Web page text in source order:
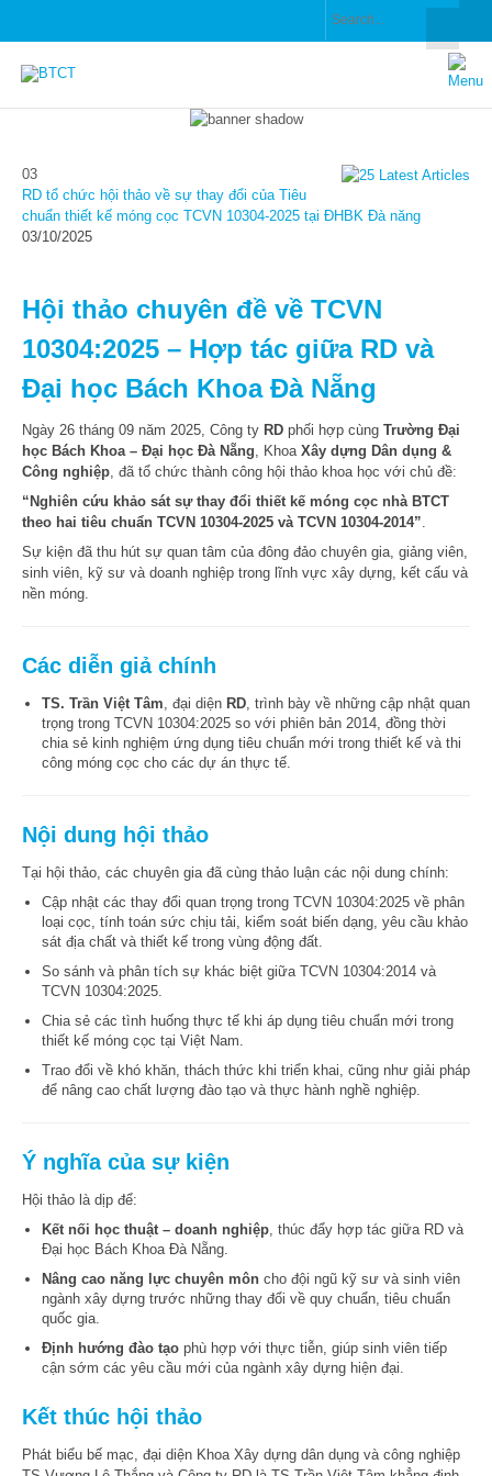
03
RD tổ chức hội thảo về sự thay đổi của Tiêu
chuẩn thiết kế móng cọc TCVN 10304-2025 tại ĐHBK Đà năng
03/10/2025
Hội thảo chuyên đề về TCVN
10304:2025 – Hợp tác giữa RD và
Đại học Bách Khoa Đà Nẵng
Ngày 26 tháng 09 năm 2025, Công ty RD phối hợp cùng Trường Đại
học Bách Khoa – Đại học Đà Nẵng, Khoa Xây dựng Dân dụng &
Công nghiệp, đã tổ chức thành công hội thảo khoa học với chủ đề:
“Nghiên cứu khảo sát sự thay đổi thiết kế móng cọc nhà BTCT
theo hai tiêu chuẩn TCVN 10304-2025 và TCVN 10304-2014”.
Sự kiện đã thu hút sự quan tâm của đông đảo chuyên gia, giảng viên,
sinh viên, kỹ sư và doanh nghiệp trong lĩnh vực xây dựng, kết cấu và
nền móng.
Các diễn giả chính
TS. Trần Việt Tâm, đại diện RD, trình bày về những cập nhật quan
trọng trong TCVN 10304:2025 so với phiên bản 2014, đồng thời
chia sẻ kinh nghiệm ứng dụng tiêu chuẩn mới trong thiết kế và thi
công móng cọc cho các dự án thực tế.
Nội dung hội thảo
Tại hội thảo, các chuyên gia đã cùng thảo luận các nội dung chính:
Cập nhật các thay đổi quan trọng trong TCVN 10304:2025 về phân
loại cọc, tính toán sức chịu tải, kiểm soát biến dạng, yêu cầu khảo
sát địa chất và thiết kế trong vùng động đất.
So sánh và phân tích sự khác biệt giữa TCVN 10304:2014 và
TCVN 10304:2025.
Chia sẻ các tình huống thực tế khi áp dụng tiêu chuẩn mới trong
thiết kế móng cọc tại Việt Nam.
Trao đổi về khó khăn, thách thức khi triển khai, cũng như giải pháp
để nâng cao chất lượng đào tạo và thực hành nghề nghiệp.
Ý nghĩa của sự kiện
Hội thảo là dịp để:
Kết nối học thuật – doanh nghiệp, thúc đẩy hợp tác giữa RD và
Đại học Bách Khoa Đà Nẵng.
Nâng cao năng lực chuyên môn cho đội ngũ kỹ sư và sinh viên
ngành xây dựng trước những thay đổi về quy chuẩn, tiêu chuẩn
quốc gia.
Định hướng đào tạo phù hợp với thực tiễn, giúp sinh viên tiếp
cận sớm các yêu cầu mới của ngành xây dựng hiện đại.
Kết thúc hội thảo
Phát biểu bế mạc, đại diện Khoa Xây dựng dân dụng và công nghiệp